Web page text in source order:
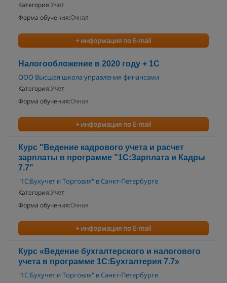
Категория:Учет
Форма обучения:Очная
+ информация по E-mail
Налогообложение в 2020 году + 1С
ООО Высшая школа управления финансами
Категория:Учет
Форма обучения:Очная
+ информация по E-mail
Курс "Ведение кадрового учета и расчет
зарплаты в программе "1С:Зарплата и Кадры
7.7"
"1С:Бухучет и Торговля" в Санкт-Петербурге
Категория:Учет
Форма обучения:Очная
+ информация по E-mail
Курс «Ведение бухгалтерского и налогового
учета в программе 1С:Бухгалтерия 7.7»
"1С:Бухучет и Торговля" в Санкт-Петербурге